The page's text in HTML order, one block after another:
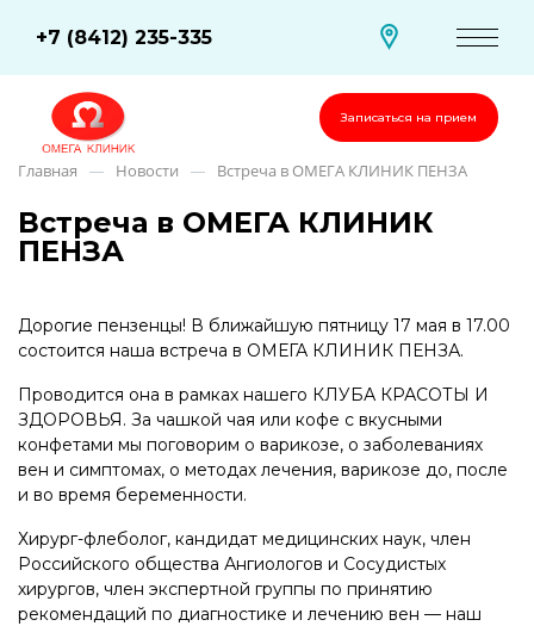
Записаться на прием
+7 (8412) 235-335
Главная — Новости — Встреча в ОМЕГА КЛИНИК ПЕНЗА
Встреча в ОМЕГА КЛИНИК
ПЕНЗА
Дорогие пензенцы! В ближайшую пятницу 17 мая в 17.00
состоится наша встреча в ОМЕГА КЛИНИК ПЕНЗА.
Проводится она в рамках нашего КЛУБА КРАСОТЫ И
ЗДОРОВЬЯ. За чашкой чая или кофе с вкусными
конфетами мы поговорим о варикозе, о заболеваниях
вен и симптомах, о методах лечения, варикозе до, после
и во время беременности.
Хирург-флеболог, кандидат медицинских наук, член
Российского общества Ангиологов и Сосудистых
хирургов, член экспертной группы по принятию
рекомендаций по диагностике и лечению вен — наш